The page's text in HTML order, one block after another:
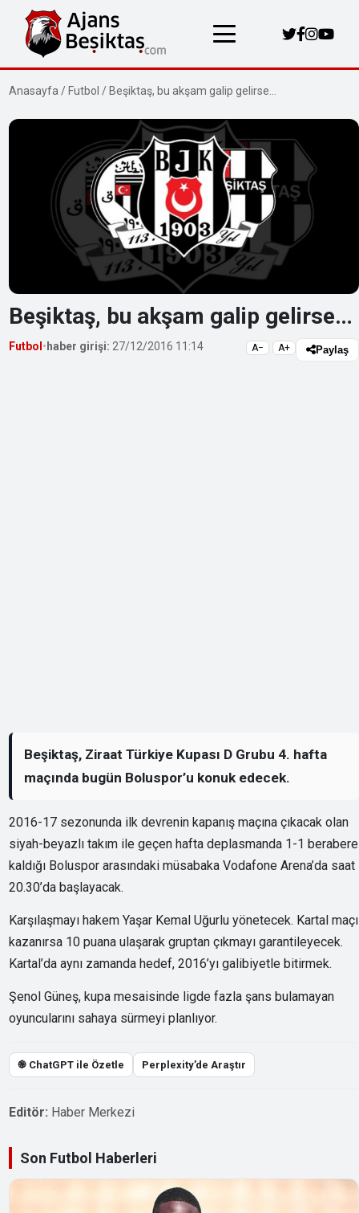
Anasayfa / Futbol / Beşiktaş, bu akşam galip gelirse…
Beşiktaş, bu akşam galip gelirse…
Futbol • haber girişi: 27/12/2016 11:14 A− A+ Paylaş
Beşiktaş, Ziraat Türkiye Kupası D Grubu 4. hafta
maçında bugün Boluspor’u konuk edecek.
2016-17 sezonunda ilk devrenin kapanış maçına çıkacak olan
siyah-beyazlı takım ile geçen hafta deplasmanda 1-1 berabere
kaldığı Boluspor arasındaki müsabaka Vodafone Arena’da saat
20.30’da başlayacak.
Karşılaşmayı hakem Yaşar Kemal Uğurlu yönetecek. Kartal maçı
kazanırsa 10 puana ulaşarak gruptan çıkmayı garantileyecek.
Kartal’da aynı zamanda hedef, 2016’yı galibiyetle bitirmek.
Şenol Güneş, kupa mesaisinde ligde fazla şans bulamayan
oyuncularını sahaya sürmeyi planlıyor.
֎ ChatGPT ile Özetle Perplexity’de Araştır
Editör: Haber Merkezi
Son Futbol Haberleri